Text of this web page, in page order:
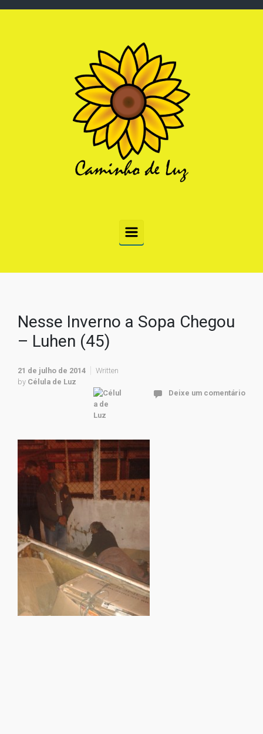
Nesse Inverno a Sopa Chegou
– Luhen (45)
21 de julho de 2014
Written
by Célula de Luz
Deixe um comentário